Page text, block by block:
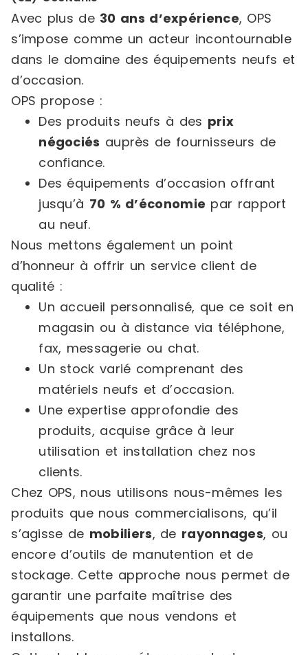
Avec plus de 30 ans d’expérience, OPS
s’impose comme un acteur incontournable
dans le domaine des équipements neufs et
d’occasion.
OPS propose :
Des produits neufs à des prix
négociés auprès de fournisseurs de
confiance.
Des équipements d’occasion offrant
jusqu’à 70 % d’économie par rapport
au neuf.
Nous mettons également un point
d’honneur à offrir un service client de
qualité :
Un accueil personnalisé, que ce soit en
magasin ou à distance via téléphone,
fax, messagerie ou chat.
Un stock varié comprenant des
matériels neufs et d’occasion.
Une expertise approfondie des
produits, acquise grâce à leur
utilisation et installation chez nos
clients.
Chez OPS, nous utilisons nous-mêmes les
produits que nous commercialisons, qu’il
s’agisse de mobiliers, de rayonnages, ou
encore d’outils de manutention et de
stockage. Cette approche nous permet de
garantir une parfaite maîtrise des
équipements que nous vendons et
installons.